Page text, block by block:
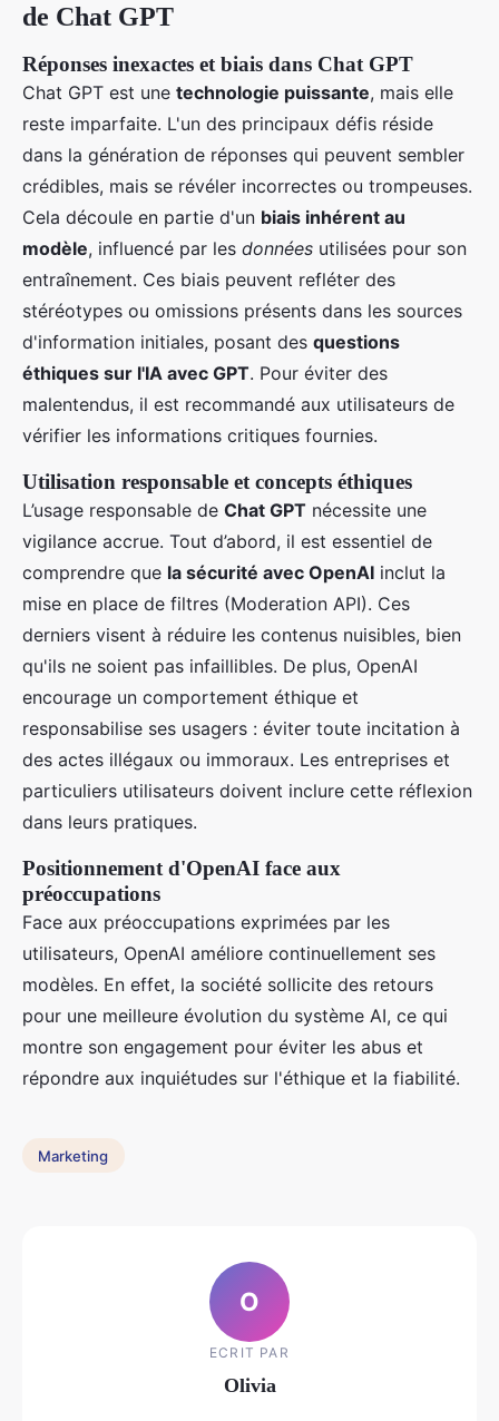
de Chat GPT
Réponses inexactes et biais dans Chat GPT
Chat GPT est une technologie puissante, mais elle
reste imparfaite. L'un des principaux défis réside
dans la génération de réponses qui peuvent sembler
crédibles, mais se révéler incorrectes ou trompeuses.
Cela découle en partie d'un biais inhérent au
modèle, influencé par les données utilisées pour son
entraînement. Ces biais peuvent refléter des
stéréotypes ou omissions présents dans les sources
d'information initiales, posant des questions
éthiques sur l'IA avec GPT. Pour éviter des
malentendus, il est recommandé aux utilisateurs de
vérifier les informations critiques fournies.
Utilisation responsable et concepts éthiques
L’usage responsable de Chat GPT nécessite une
vigilance accrue. Tout d’abord, il est essentiel de
comprendre que la sécurité avec OpenAI inclut la
mise en place de filtres (Moderation API). Ces
derniers visent à réduire les contenus nuisibles, bien
qu'ils ne soient pas infaillibles. De plus, OpenAI
encourage un comportement éthique et
responsabilise ses usagers : éviter toute incitation à
des actes illégaux ou immoraux. Les entreprises et
particuliers utilisateurs doivent inclure cette réflexion
dans leurs pratiques.
Positionnement d'OpenAI face aux
préoccupations
Face aux préoccupations exprimées par les
utilisateurs, OpenAI améliore continuellement ses
modèles. En effet, la société sollicite des retours
pour une meilleure évolution du système AI, ce qui
montre son engagement pour éviter les abus et
répondre aux inquiétudes sur l'éthique et la fiabilité.
Marketing
O
ECRIT PAR
Olivia